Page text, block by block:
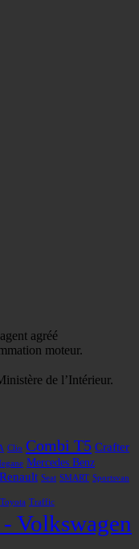
agréé
moteur.
de l’Intérieur.
Clio Combi T5 Crafter
Mercedes Benz
Renault Seat SMART Sportsvan
Toyota Traffic
Volkswagen